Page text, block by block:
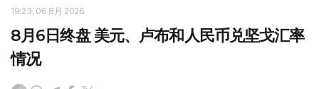
19:23, 06 8月 2026
8月6日终盘 美元、卢布和人民币兑坚戈汇率
情况